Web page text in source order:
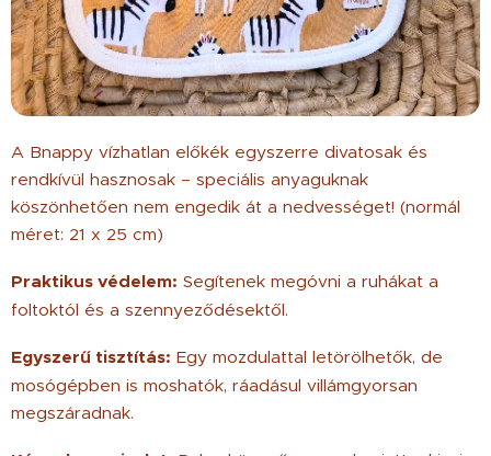
A Bnappy vízhatlan előkék egyszerre divatosak és
rendkívül hasznosak – speciális anyaguknak
köszönhetően nem engedik át a nedvességet! (normál
méret: 21 x 25 cm)
Praktikus védelem: Segítenek megóvni a ruhákat a
foltoktól és a szennyeződésektől.
Egyszerű tisztítás: Egy mozdulattal letörölhetők, de
mosógépben is moshatók, ráadásul villámgyorsan
megszáradnak.